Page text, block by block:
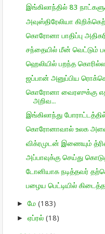
இங்கிலாந்தில் 83
அவுஸ்திரேலியா
கொரோனா பாதிப்பு
சந்தையில் மீன் வெட்டும்
ஹெலியில் பறந்த
ஜப்பான் அனுப்பிய
கொரோனா வைரஸுக்கு
அறிவ...
இங்கிலாந்து
கொரோனாவால் உலக
விக்ரமுடன் இணையும்
அப்பாவுக்கு செய்து
டோனியாக நடித்தவர்
பழைய பெட்டியில்
► மே (183)
► ஏப்ரல் (18)